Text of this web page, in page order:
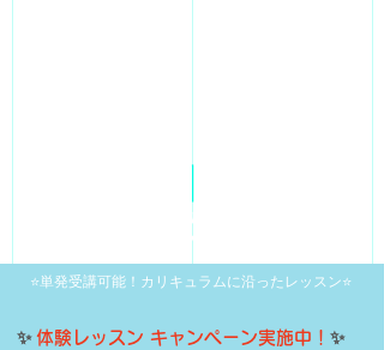
​✨ 体験レッスン キャンペーン実施中！ ✨
サルサ経験者、レベルアップを目指す方は
こちらのクラスへ！！
⭐️単発受講可能！カリキュラムに沿ったレッスン⭐️